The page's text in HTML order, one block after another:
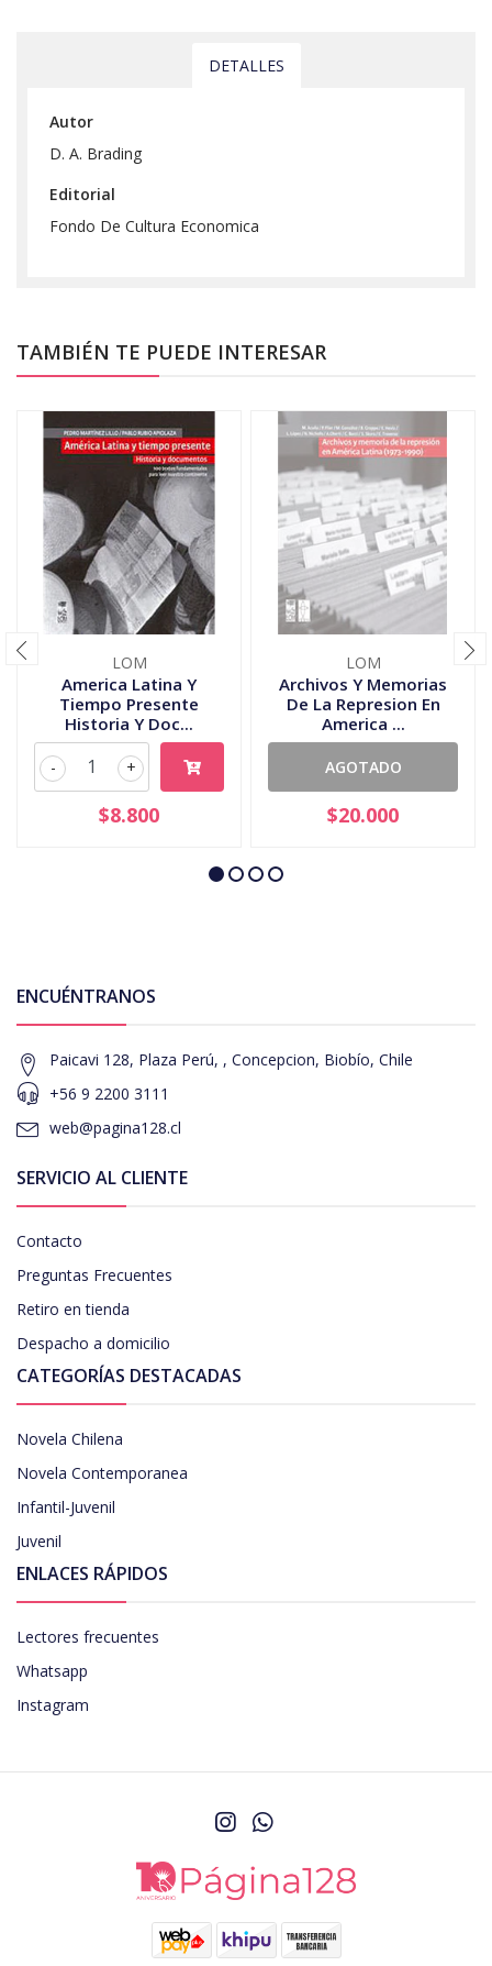
DETALLES
Autor
D. A. Brading
Editorial
Fondo De Cultura Economica
TAMBIÉN TE PUEDE INTERESAR
LOM
America Latina Y
Tiempo Presente
Historia Y Doc...
+
-
$8.800
LOM
Archivos Y Memorias
De La Represion En
America ...
AGOTADO
$20.000
ENCUÉNTRANOS
Paicavi 128, Plaza Perú, , Concepcion, Biobío, Chile
+56 9 2200 3111
web@pagina128.cl
SERVICIO AL CLIENTE
Contacto
Preguntas Frecuentes
Retiro en tienda
Despacho a domicilio
CATEGORÍAS DESTACADAS
Novela Chilena
Novela Contemporanea
Infantil-Juvenil
Juvenil
ENLACES RÁPIDOS
Lectores frecuentes
Whatsapp
Instagram